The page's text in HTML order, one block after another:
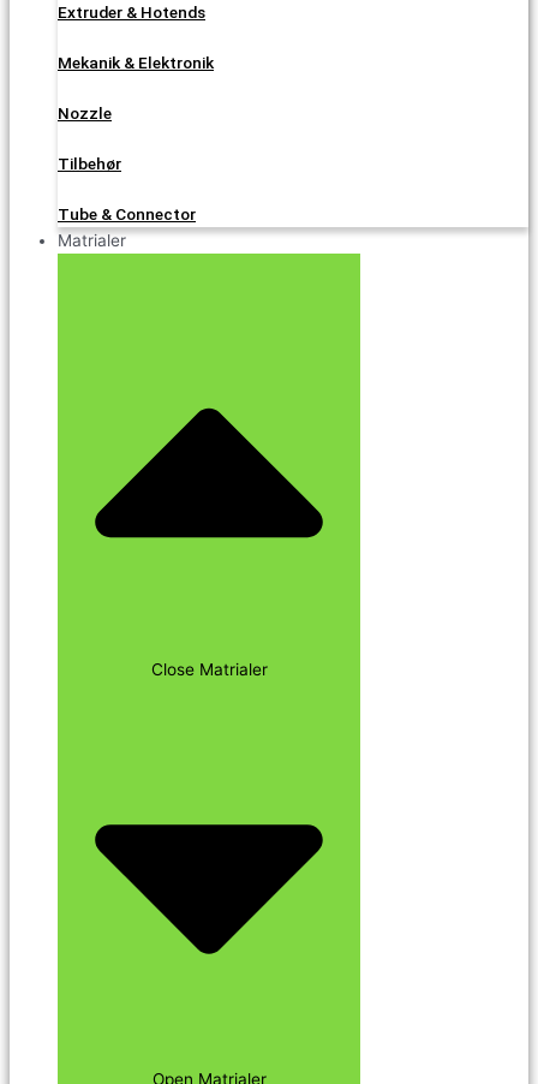
Extruder & Hotends
Mekanik & Elektronik
Nozzle
Tilbehør
Tube & Connector
Matrialer
Close Matrialer
Open Matrialer